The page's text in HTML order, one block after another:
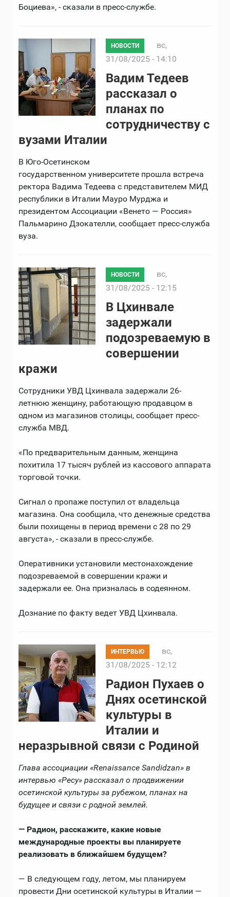
Боциева», - сказали в пресс-службе.
НОВОСТИ
вс,
31/08/2025 - 14:10
Вадим Тедеев
рассказал о
планах по
сотрудничеству с
вузами Италии
В Юго-Осетинском
государственном университете прошла встреча
ректора Вадима Тедеева с представителем МИД
республики в Италии Мауро Мурджа и
президентом Ассоциации «Венето — Россия»
Пальмарино Дзокателли, сообщает пресс-служба
вуза.
НОВОСТИ
вс,
31/08/2025 - 12:15
В Цхинвале
задержали
подозреваемую в
совершении
кражи
Сотрудники УВД Цхинвала задержали 26-
летнюю женщину, работающую продавцом в
одном из магазинов столицы, сообщает пресс-
служба МВД.
«По предварительным данным, женщина
похитила 17 тысяч рублей из кассового аппарата
торговой точки.
Сигнал о пропаже поступил от владельца
магазина. Она сообщила, что денежные средства
были похищены в период времени с 28 по 29
августа», - сказали в пресс-службе.
Оперативники установили местонахождение
подозреваемой в совершении кражи и
задержали ее. Она призналась в содеянном.
Дознание по факту ведет УВД Цхинвала.
ИНТЕРВЬЮ
вс,
31/08/2025 - 12:12
Радион Пухаев о
Днях осетинской
культуры в
Италии и
неразрывной связи с Родиной
Глава ассоциации «Renaissance Sandidzan» в
интервью «Ресу» рассказал о продвижении
осетинской культуры за рубежом, планах на
будущее и связи с родной землей.
— Радион, расскажите, какие новые
международные проекты вы планируете
реализовать в ближайшем будущем?
— В следующем году, летом, мы планируем
провести Дни осетинской культуры в Италии —